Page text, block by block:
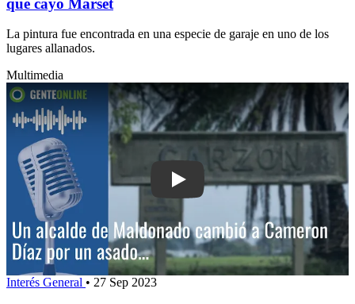
que cayó Marset
La pintura fue encontrada en una especie de garaje en uno de los
lugares allanados.
Multimedia
Play: Un alcalde de Maldonado
Interés General • 27 Sep 2023